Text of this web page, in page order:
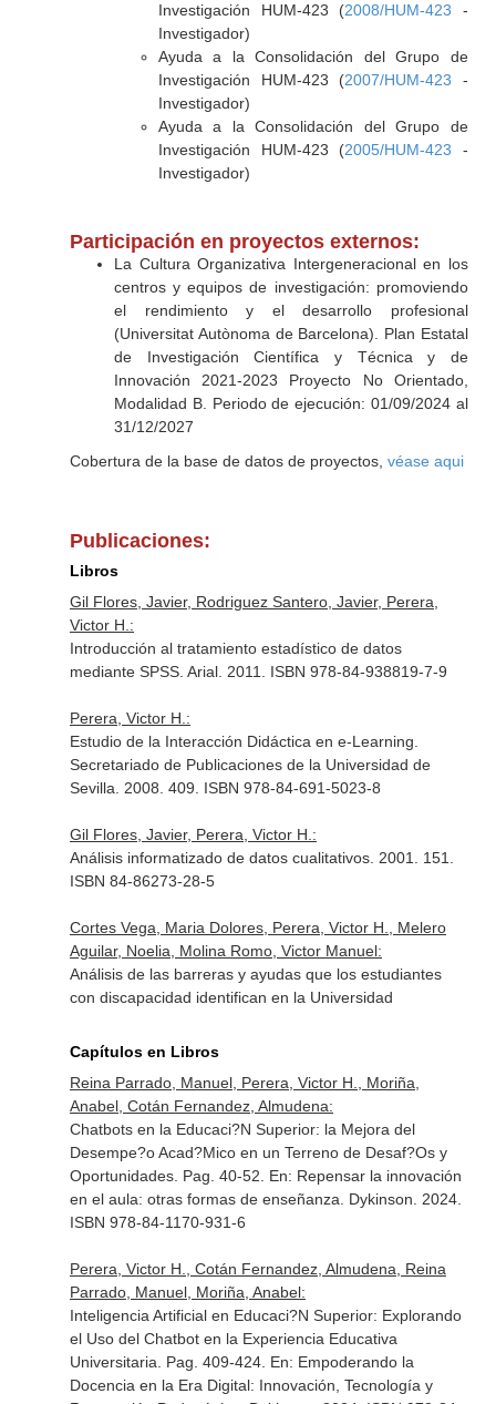
Investigación HUM-423 (2008/HUM-423 -
Investigador)
Ayuda a la Consolidación del Grupo de
Investigación HUM-423 (2007/HUM-423 -
Investigador)
Ayuda a la Consolidación del Grupo de
Investigación HUM-423 (2005/HUM-423 -
Investigador)
Participación en proyectos externos:
La Cultura Organizativa Intergeneracional en los
centros y equipos de investigación: promoviendo
el rendimiento y el desarrollo profesional
(Universitat Autònoma de Barcelona). Plan Estatal
de Investigación Científica y Técnica y de
Innovación 2021-2023 Proyecto No Orientado,
Modalidad B. Periodo de ejecución: 01/09/2024 al
31/12/2027
Cobertura de la base de datos de proyectos, véase aqui
Publicaciones:
Libros
Gil Flores, Javier, Rodriguez Santero, Javier, Perera,
Victor H.:
Introducción al tratamiento estadístico de datos
mediante SPSS. Arial. 2011. ISBN 978-84-938819-7-9
Perera, Victor H.:
Estudio de la Interacción Didáctica en e-Learning.
Secretariado de Publicaciones de la Universidad de
Sevilla. 2008. 409. ISBN 978-84-691-5023-8
Gil Flores, Javier, Perera, Victor H.:
Análisis informatizado de datos cualitativos. 2001. 151.
ISBN 84-86273-28-5
Cortes Vega, Maria Dolores, Perera, Victor H., Melero
Aguilar, Noelia, Molina Romo, Victor Manuel:
Análisis de las barreras y ayudas que los estudiantes
con discapacidad identifican en la Universidad
Capítulos en Libros
Reina Parrado, Manuel, Perera, Victor H., Moriña,
Anabel, Cotán Fernandez, Almudena:
Chatbots en la Educaci?N Superior: la Mejora del
Desempe?o Acad?Mico en un Terreno de Desaf?Os y
Oportunidades. Pag. 40-52. En: Repensar la innovación
en el aula: otras formas de enseñanza . Dykinson. 2024.
ISBN 978-84-1170-931-6
Perera, Victor H., Cotán Fernandez, Almudena, Reina
Parrado, Manuel, Moriña, Anabel:
Inteligencia Artificial en Educaci?N Superior: Explorando
el Uso del Chatbot en la Experiencia Educativa
Universitaria. Pag. 409-424. En: Empoderando la
Docencia en la Era Digital: Innovación, Tecnología y